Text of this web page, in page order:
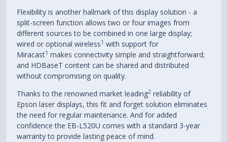
Flexibility is another hallmark of this display solution - a
split-screen function allows two or four images from
different sources to be combined in one large display;
wired or optional wireless1 with support for
Miracast1 makes connectivity simple and straightforward;
and HDBaseT content can be shared and distributed
without compromising on quality.
Thanks to the renowned market leading2 reliability of
Epson laser displays, this fit and forget solution eliminates
the need for regular maintenance. And for added
confidence the EB-L520U comes with a standard 3-year
warranty to provide lasting peace of mind.